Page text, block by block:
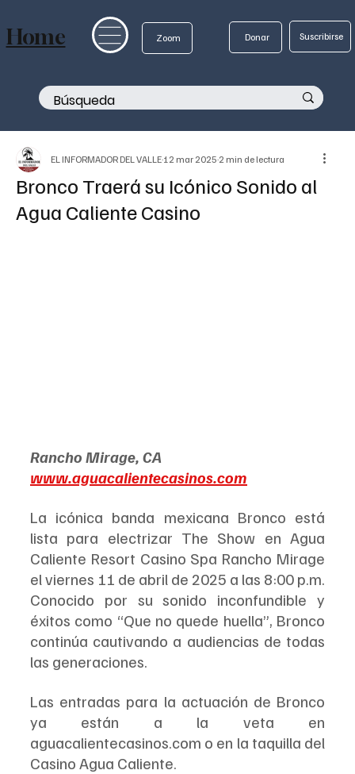
Zoom Donar Suscribirse
Home
Bronco Traerá su Icónico Sonido al
Agua Caliente Casino
EL INFORMADOR DEL VALLE 12 mar 2025 2 min de lectura
Rancho Mirage, CA
www.aguacalientecasinos.com
La icónica banda mexicana Bronco está
lista para electrizar The Show en Agua
Caliente Resort Casino Spa Rancho Mirage
el viernes 11 de abril de 2025 a las 8:00 p.m.
Conocido por su sonido inconfundible y
éxitos como “Que no quede huella”, Bronco
continúa cautivando a audiencias de todas
las generaciones.
Las entradas para la actuación de Bronco
ya están a la veta en
aguacalientecasinos.com o en la taquilla del
Casino Agua Caliente.